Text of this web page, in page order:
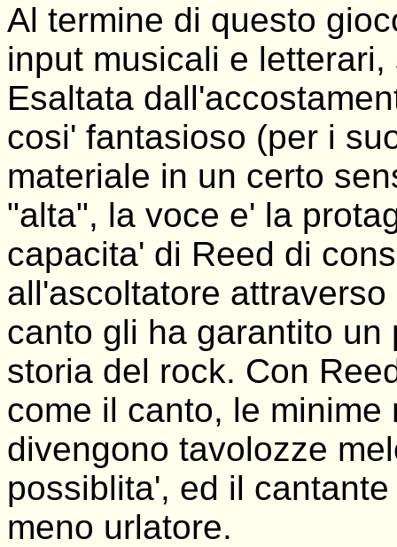
Al termine di questo
input musicali e
Esaltata
cosi' fantasioso (per i
materiale in un certo
"alta", la voce e' la
capacita' di Reed di
all'ascoltatore
canto gli ha garantito
storia del rock. Con
come il canto, le
divengono tavolozze
possiblita', ed il
meno urlatore.